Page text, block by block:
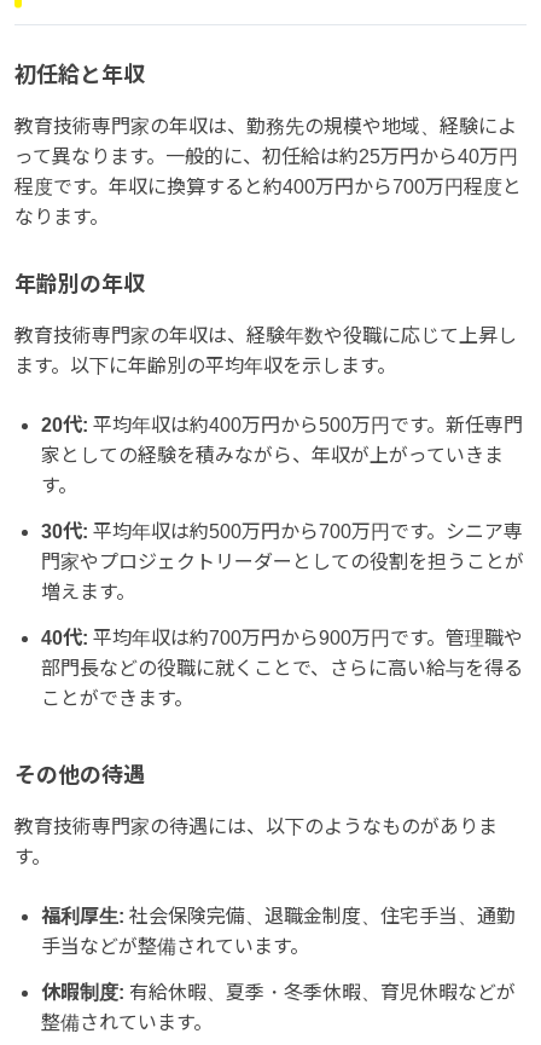
初任給と年収
教育技術専門家の年収は、勤務先の規模や地域、経験によ
って異なります。一般的に、初任給は約25万円から40万円
程度です。年収に換算すると約400万円から700万円程度と
なります。
年齢別の年収
教育技術専門家の年収は、経験年数や役職に応じて上昇し
ます。以下に年齢別の平均年収を示します。
20代: 平均年収は約400万円から500万円です。新任専門
家としての経験を積みながら、年収が上がっていきま
す。
30代: 平均年収は約500万円から700万円です。シニア専
門家やプロジェクトリーダーとしての役割を担うことが
増えます。
40代: 平均年収は約700万円から900万円です。管理職や
部門長などの役職に就くことで、さらに高い給与を得る
ことができます。
その他の待遇
教育技術専門家の待遇には、以下のようなものがありま
す。
福利厚生: 社会保険完備、退職金制度、住宅手当、通勤
手当などが整備されています。
休暇制度: 有給休暇、夏季・冬季休暇、育児休暇などが
整備されています。